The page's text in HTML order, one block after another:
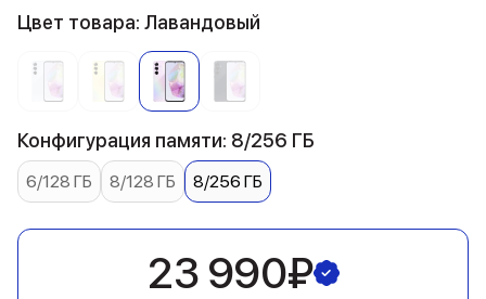
Цвет товара: Лавандовый
Конфигурация памяти: 8/256 ГБ
6/128 ГБ 8/128 ГБ 8/256 ГБ
23 990₽